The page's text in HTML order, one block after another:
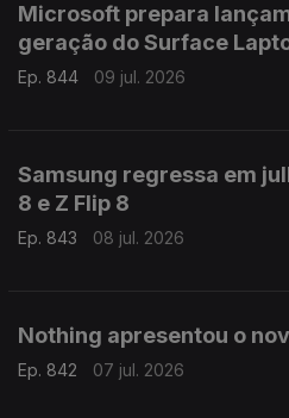
Microsoft prepara
geração do Surface
Ep. 844 09 jul. 2026
Samsung regressa em
8 e Z Flip 8
Ep. 843 08 jul. 2026
Nothing apresentou o
Ep. 842 07 jul. 2026